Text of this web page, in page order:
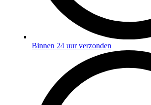
Binnen 24 uur verzonden